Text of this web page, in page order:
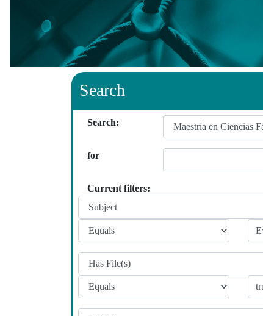
Search
Search:
for
Current filters: